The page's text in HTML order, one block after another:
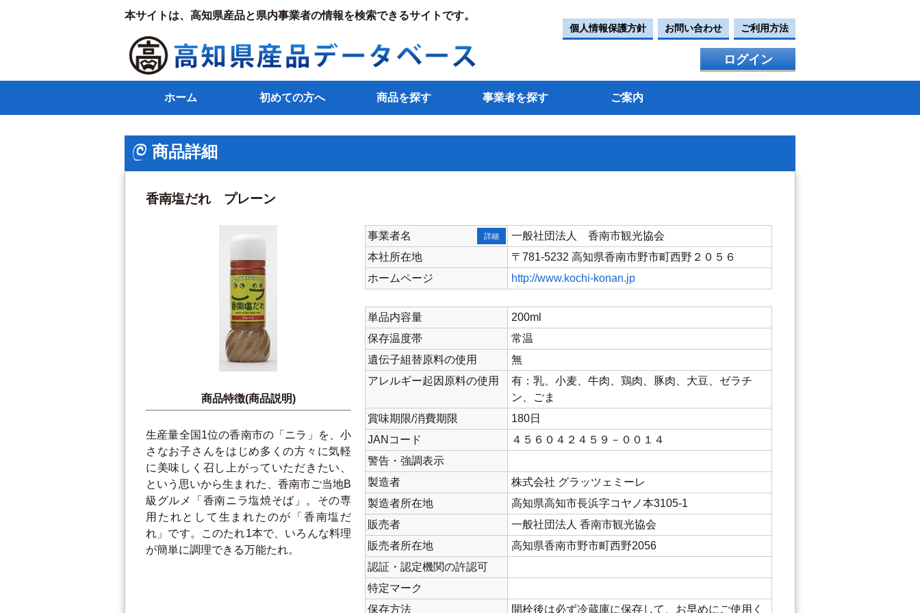
本サイトは、高知県産品と県内事業者の情報を検索できるサイトです。
個人情報保護方針 お問い合わせ ご利用方法
ログイン
ホーム 初めての方へ 商品を探す 事業者を探す ご案内
商品詳細
香南塩だれ プレーン
商品特徴(商品説明)
生産量全国1位の香南市の「ニラ」を、小
さなお子さんをはじめ多くの方々に気軽
に美味しく召し上がっていただきたい、
という思いから生まれた、香南市ご当地B
級グルメ「香南ニラ塩焼そば」。その専
用たれとして生まれたのが「香南塩だ
れ」です。このたれ1本で、いろんな料理
が簡単に調理できる万能たれ。
事業者名 詳細
一般社団法人 香南市観光協会
本社所在地
〒781-5232 高知県香南市野市町西野２０５６
ホームページ
http://www.kochi-konan.jp
単品内容量
200ml
保存温度帯
常温
遺伝子組替原料の使用
無
アレルギー起因原料の使用
有：乳、小麦、牛肉、鶏肉、豚肉、大豆、ゼラチ
ン、ごま
賞味期限/消費期限
180日
JANコード
４５６０４２４５９－００１４
警告・強調表示
製造者
株式会社 グラッツェミーレ
製造者所在地
高知県高知市長浜字コヤノ本3105-1
販売者
一般社団法人 香南市観光協会
販売者所在地
高知県香南市野市町西野2056
認証・認定機関の許認可
特定マーク
保存方法
開栓後は必ず冷蔵庫に保存して、お早めにご使用く